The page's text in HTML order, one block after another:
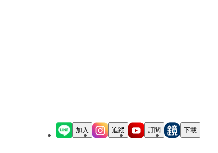
加入 追蹤 訂閱 下載